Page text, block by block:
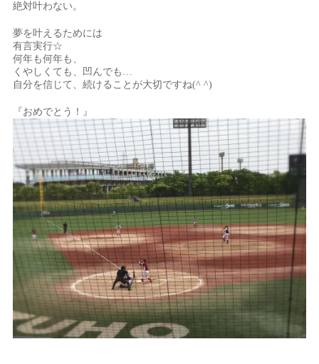
絶対叶わない。
夢を叶えるためには
有言実行☆
何年も何年も、
くやしくても、凹んでも…
自分を信じて、続けることが大切ですね(^ ^)
『おめでとう！』